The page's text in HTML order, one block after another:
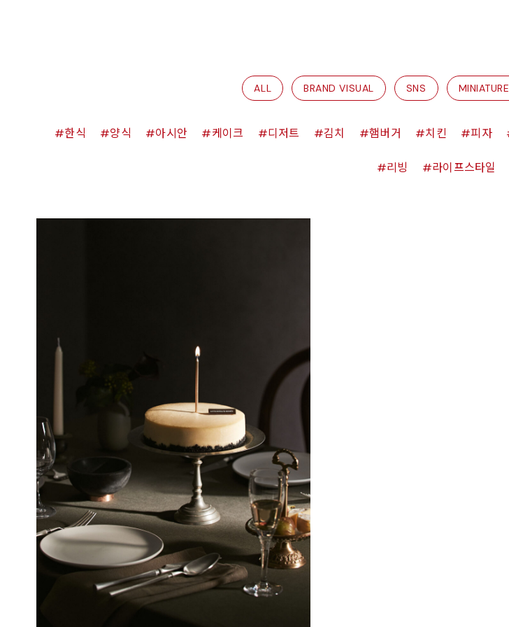
ALL BRAND VISUAL SNS MINIATURE
한식 양식 아시안 케이크 디저트 김치 햄버거 치킨 피자
리빙 라이프스타일